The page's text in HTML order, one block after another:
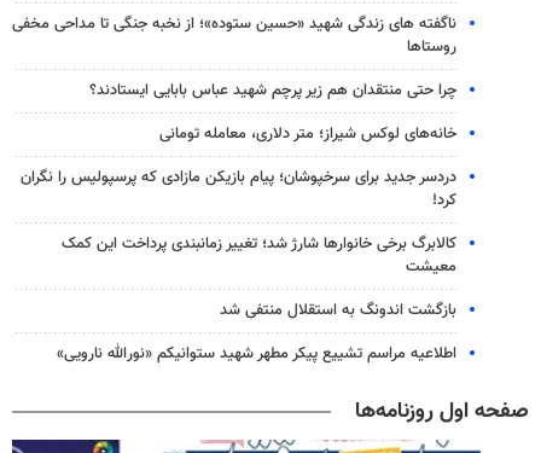
ناگفته های زندگی شهید «حسین ستوده»؛ از نخبه جنگی تا مداحی مخفی
روستاها
چرا حتی منتقدان هم زیر پرچم شهید عباس بابایی ایستادند؟
خانه‌های لوکس شیراز؛ متر دلاری، معامله تومانی
دردسر جدید برای سرخپوشان؛ پیام بازیکن مازادی که پرسپولیس را نگران
کرد!
کالابرگ برخی خانوارها شارژ شد؛ تغییر زمانبندی پرداخت این کمک
معیشت
بازگشت اندونگ به استقلال منتفی شد
اطلاعیه مراسم تشییع پیکر مطهر شهید ستوانیکم «نورالله نارویی»
صفحه اول روزنامه‌ها